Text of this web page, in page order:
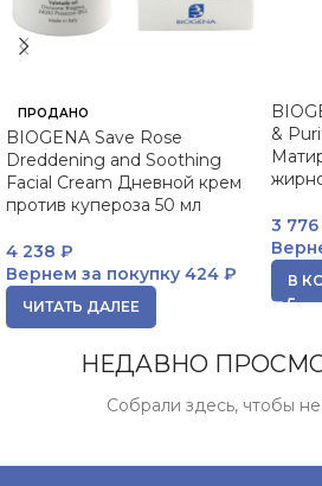
ПРОДАНО
BIOGENA Save Rose
Dreddening and Soothing
Facial Cream Дневной крем
против купероза 50 мл
4 238 ₽
Вернем за покупку 424 ₽
ЧИТАТЬ ДАЛЕЕ
&
3 776
В
НЕДАВНО
Собрали здесь, чтобы